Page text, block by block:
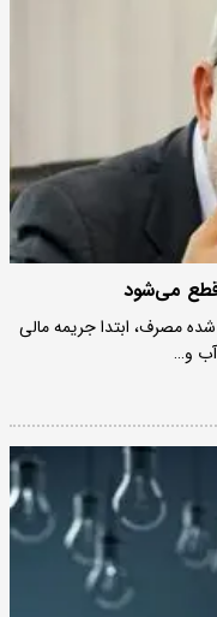
می‌شود
مصرف، ابتدا جریمه مالی
آب و…